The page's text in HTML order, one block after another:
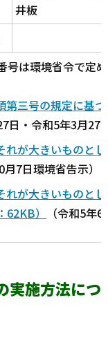
井板
号は環境省令で定
三号の規定に基
日・令和5年3月27
が大きいものと
月7日環境省告示）
が大きいものと
）
（令和5年
実施方法につ